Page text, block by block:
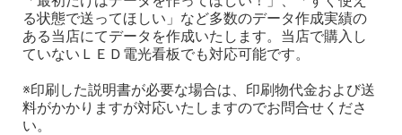
る状態で送ってほしい」など多数のデータ作成実績の
ある当店にてデータを作成いたします。当店で購入し
ていないＬＥＤ電光看板でも対応可能です。
※印刷した説明書が必要な場合は、印刷物代金および送
料がかかりますが対応いたしますのでお問合せくださ
い。